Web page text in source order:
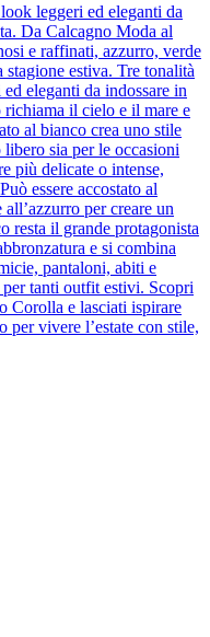
leggeri ed eleganti da
Da Calcagno Moda al
e raffinati, azzurro, verde
estiva. Tre tonalità
eleganti da indossare in
il cielo e il mare e
al bianco crea uno stile
sia per le occasioni
più delicate o intense,
essere accostato al
per creare un
resta il grande protagonista
e si combina
pantaloni, abiti e
tanti outfit estivi. Scopri
Corolla e lasciati ispirare
per vivere l’estate con stile,